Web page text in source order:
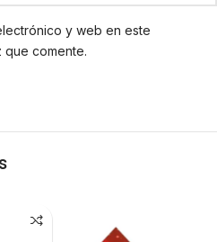
y web en este
que comente.